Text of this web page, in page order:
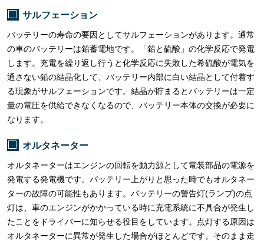
サルフェーション
バッテリーの寿命の要因としてサルフェーションがあります。通常
の車のバッテリーは鉛蓄電地です。「鉛と硫酸」の化学反応で発電
します。充電を繰り返し行うと化学反応に失敗した希硫酸が電気を
通さない鉛の結晶化して、バッテリー内部に白い結晶として付着す
る現象がサルフェーションです。結晶が貯まるとバッテリーは一定
量の電圧を供給できなくなるので、バッテリー本体の交換が必要に
なります。
オルタネーター
オルタネーターはエンジンの回転を動力源として電装部品の電源を
発電する発電機です。バッテリー上がりと思った時でもオルタネー
ターの故障の可能性もあります。バッテリーの警告灯(ランプ)の点
灯は、車のエンジンがかかっている時に充電系統に不具合が発生し
たことをドライバーに知らせる役目をしています。点灯する原因は
オルタネーターに異常が発生した場合がほとんどです。そのまま走